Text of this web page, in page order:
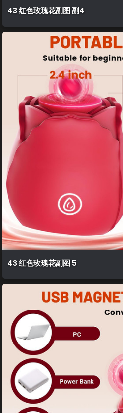
43 红色玫瑰花副图 副4
43 红色玫瑰花副图 5